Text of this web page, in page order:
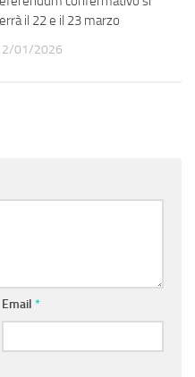
il 22 e il 23 marzo
01/2026
Email *